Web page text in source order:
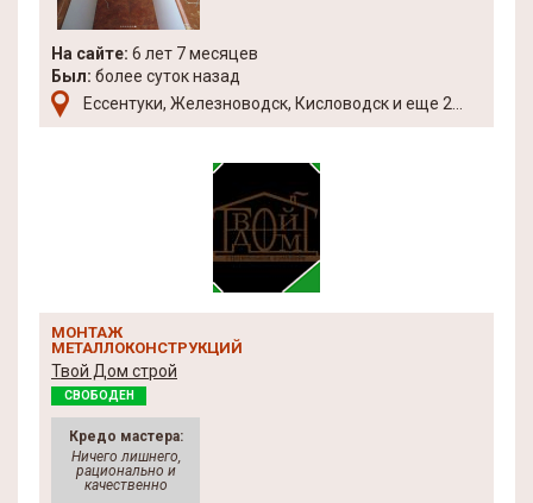
На сайте: 6 лет 7 месяцев
Был: более суток назад
Ессентуки, Железноводск, Кисловодск и еще 2...
МОНТАЖ
МЕТАЛЛОКОНСТРУКЦИЙ
Твой Дом строй
СВОБОДЕН
Кредо мастера:
Ничего лишнего,
рационально и
качественно